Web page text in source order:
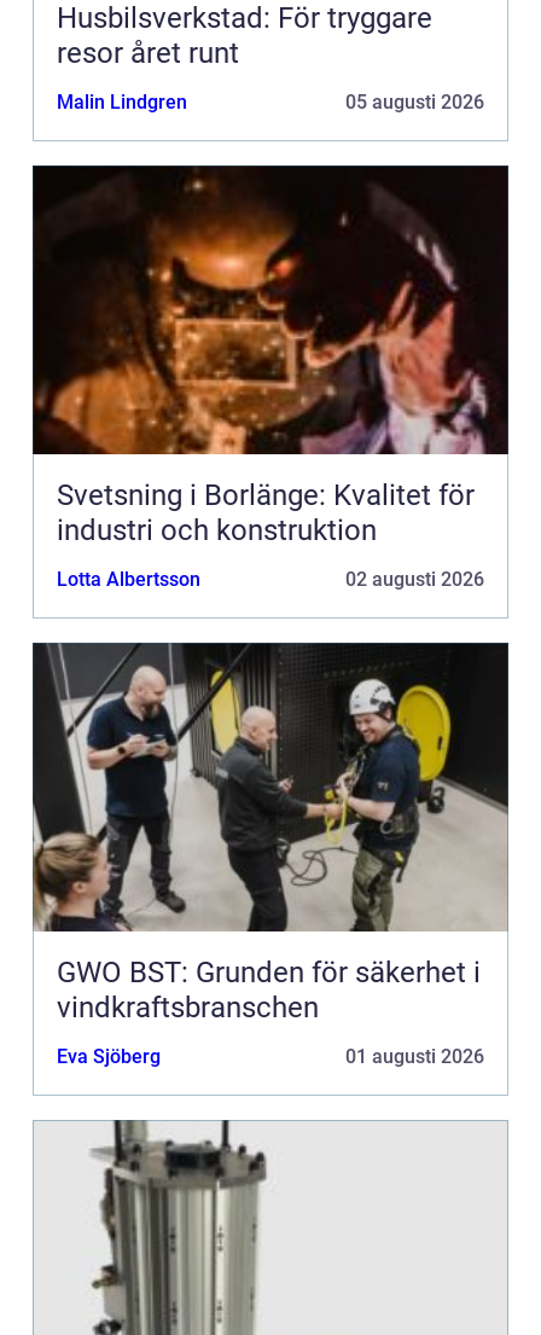
Husbilsverkstad: För tryggare
resor året runt
Malin Lindgren 05 augusti 2026
Svetsning i Borlänge: Kvalitet för
industri och konstruktion
Lotta Albertsson 02 augusti 2026
GWO BST: Grunden för säkerhet i
vindkraftsbranschen
Eva Sjöberg 01 augusti 2026